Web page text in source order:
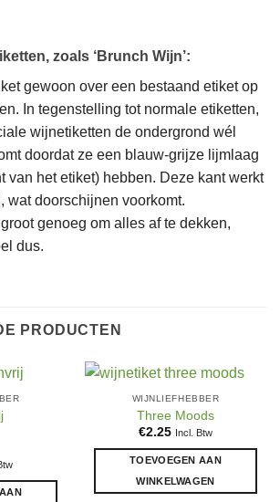
zoals ‘Brunch Wijn’:
gewoon over een bestaand etiket op
In tegenstelling tot normale etiketten,
wijnetiketten de ondergrond wél
doordat ze een blauw-grijze lijmlaag
van het etiket) hebben. Deze kant werkt
wat doorschijnen voorkomt.
genoeg om alles af te dekken,
dus.
PRODUCTEN
WIJNLIEFHEBBER
Three Moods
€2.25 Incl. Btw
TOEVOEGEN AAN
WINKELWAGEN